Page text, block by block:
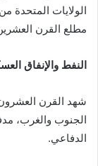
الولايات المتحدة
مطلع القرن
النفط والإنفاق
شهد القرن العشرون
الجنوب والغرب،
الدفاعي.